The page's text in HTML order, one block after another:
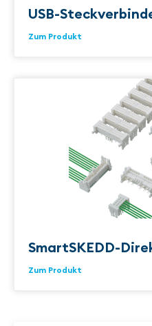
USB-
Zum Produkt
SmartSKEDD-
Zum Produkt